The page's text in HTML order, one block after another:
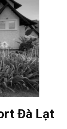
Đà Lạt